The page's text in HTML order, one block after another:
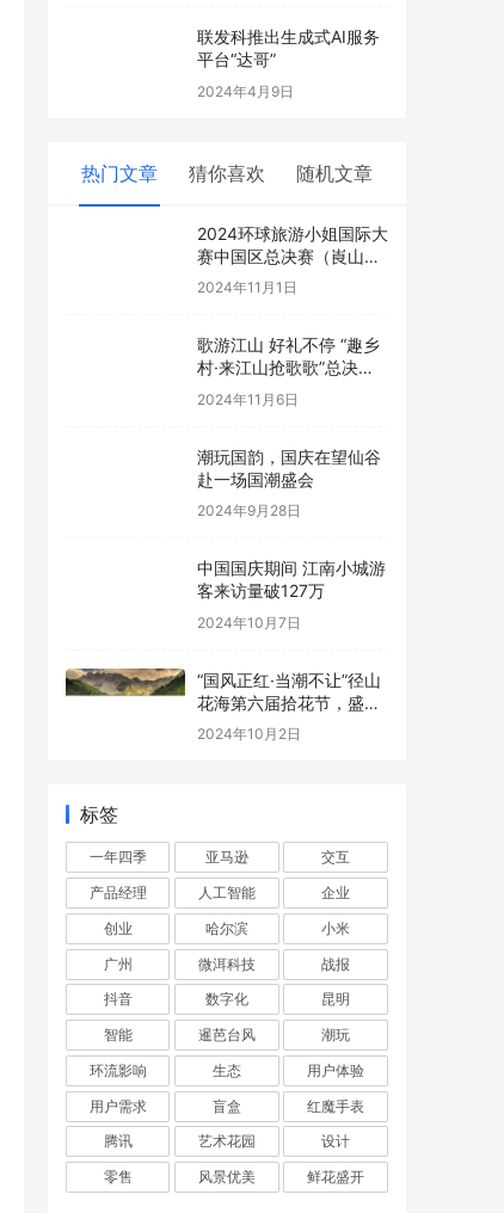
联发科推出生成式AI服务
平台“达哥”
2024年4月9日
热门文章 猜你喜欢 随机文章
2024环球旅游小姐国际大
赛中国区总决赛（崀山
站）完美收官！
2024年11月1日
歌游江山 好礼不停 “趣乡
村·来江山抢歌歌”总决赛
嗨翻天
2024年11月6日
潮玩国韵，国庆在望仙谷
赴一场国潮盛会
2024年9月28日
中国国庆期间 江南小城游
客来访量破127万
2024年10月7日
“国风正红·当潮不让”径山
花海第六届拾花节，盛大
来袭！
2024年10月2日
标签
一年四季 亚马逊
交互
产品经理
人工智能
企业
创业
哈尔滨
小米
广州
微洱科技
战报
抖音
数字化
昆明
智能
暹芭台风
潮玩
环流影响
生态
用户体验
用户需求
盲盒
红魔手表
腾讯
艺术花园
设计
零售
风景优美 鲜花盛开